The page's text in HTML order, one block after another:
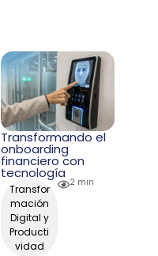
Transformando el
onboarding
financiero con
tecnología
Transfor
mación
Digital y
Producti
vidad
2 min